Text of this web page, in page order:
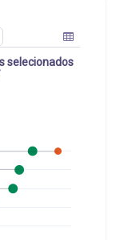
selecionados